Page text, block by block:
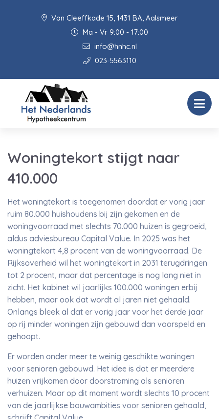
Van Cleeffkade 15, 1431 BA, Aalsmeer
Ma - Vr 9:00 - 17:00
info@hnhc.nl
023-5563110
Woningtekort stijgt naar
410.000
Het woningtekort is toegenomen doordat er vorig jaar
ruim 80.000 huishoudens bij zijn gekomen en de
woningvoorraad met slechts 70.000 huizen is gegroeid,
aldus adviesbureau Capital Value. In 2025 was het
woningtekort 4,8 procent van de woningvoorraad. De
Rijksoverheid wil het woningtekort in 2031 terugdringen
tot 2 procent, maar dat percentage is nog lang niet in
zicht. Het kabinet wil jaarlijks 100.000 woningen erbij
hebben, maar ook dat wordt al jaren niet gehaald.
Onlangs bleek al dat er vorig jaar voor het derde jaar
op rij minder woningen zijn gebouwd dan voorspeld en
gehoopt.
Er worden onder meer te weinig geschikte woningen
voor senioren gebouwd. Het idee is dat er meerdere
huizen vrijkomen door doorstroming als senioren
verhuizen. Maar op dit moment wordt slechts 10 procent
van de jaarlijkse bouwambities voor senioren gehaald,